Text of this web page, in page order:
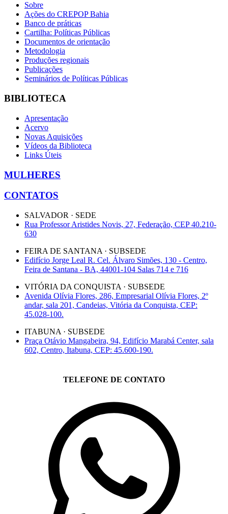
Sobre
Ações do CREPOP Bahia
Banco de práticas
Cartilha: Políticas Públicas
Documentos de orientação
Metodologia
Produções regionais
Publicações
Seminários de Políticas Públicas
BIBLIOTECA
Apresentação
Acervo
Novas Aquisições
Vídeos da Biblioteca
Links Úteis
MULHERES
CONTATOS
SALVADOR · SEDE
Rua Professor Aristides Novis, 27, Federação, CEP 40.210-
630
FEIRA DE SANTANA · SUBSEDE
Edifício Jorge Leal R. Cel. Álvaro Simões, 130 - Centro,
Feira de Santana - BA, 44001-104 Salas 714 e 716
VITÓRIA DA CONQUISTA · SUBSEDE
Avenida Olívia Flores, 286, Empresarial Olívia Flores, 2º
andar, sala 201, Candeias, Vitória da Conquista, CEP:
45.028-100.
ITABUNA · SUBSEDE
Praça Otávio Mangabeira, 94, Edifício Marabá Center, sala
602, Centro, Itabuna, CEP: 45.600-190.
TELEFONE DE CONTATO